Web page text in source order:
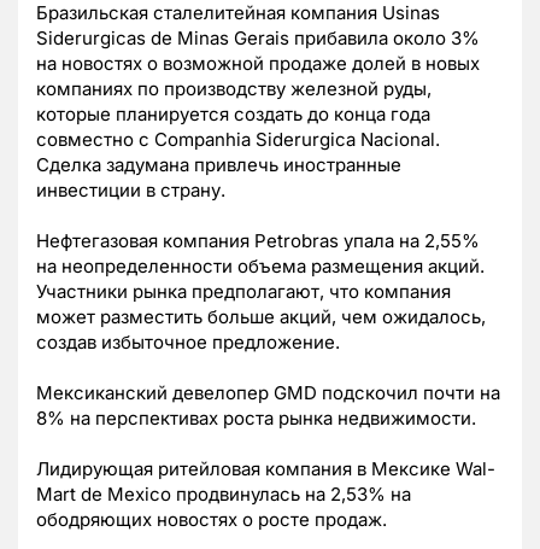
Бразильская сталелитейная компания Usinas
Siderurgicas de Minas Gerais прибавила около 3%
на новостях о возможной продаже долей в новых
компаниях по производству железной руды,
которые планируется создать до конца года
совместно с Companhia Siderurgica Nacional.
Сделка задумана привлечь иностранные
инвестиции в страну.
Нефтегазовая компания Petrobras упала на 2,55%
на неопределенности объема размещения акций.
Участники рынка предполагают, что компания
может разместить больше акций, чем ожидалось,
создав избыточное предложение.
Мексиканский девелопер GMD подскочил почти на
8% на перспективах роста рынка недвижимости.
Лидирующая ритейловая компания в Мексике Wal-
Mart de Mexico продвинулась на 2,53% на
ободряющих новостях о росте продаж.